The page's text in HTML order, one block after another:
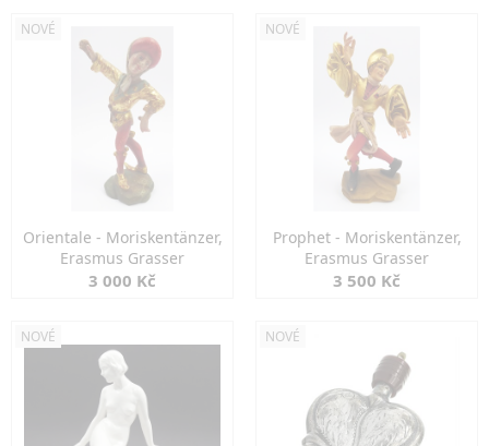
NOVÉ
Orientale - Moriskentänzer,
Erasmus Grasser
3 000 Kč
NOVÉ
Prophet - Moriskentänzer,
Erasmus Grasser
3 500 Kč
NOVÉ NOVÉ